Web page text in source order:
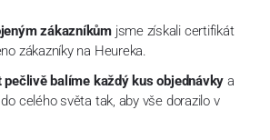
zákazníkům jsme získali certifikát
zákazníky na Heureka.
pečlivě balíme každý kus objednávky a
celého světa tak, aby vše dorazilo v